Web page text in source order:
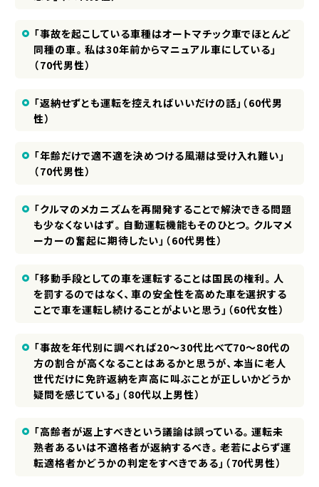
「事故を起こしている車種はオートマチック車でほとんど
同種の車。私は30年前からマニュアル車にしている」
（70代男性）
「返納せずとも運転を控えればいいだけの話」（60代男
性）
「年齢だけで適不適を決めつける風潮は受け入れ難い」
（70代男性）
「クルマのメカニズムを再開発することで解決できる問題
も少なくないはず。自動運転機能もそのひとつ。クルマメ
ーカーの奮起に期待したい」（60代男性）
「移動手段としての車を運転することは国民の権利。人
を罰するのではなく、車の安全性を高めた車を選択する
ことで車を運転し続けることがよいと思う」（60代女性）
「事故を年代別に調べれば20～30代比べて70～80代の
方の割合が高くなることはあるかと思うが、本当に老人
世代だけに免許返納を声高に叫ぶことが正しいかどうか
疑問を感じている」（80代以上男性）
「高齢者が返上すべきという議論は誤っている。運転未
熟者あるいは不適格者が返納するべき。老若によらず運
転適格者かどうかの判定をすべきである」（70代男性）